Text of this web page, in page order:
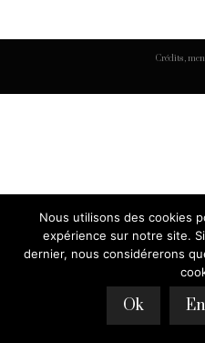
Crédits,
Nous utilisons des cookies
expérience sur notre site.
dernier, nous considérerons
Ok